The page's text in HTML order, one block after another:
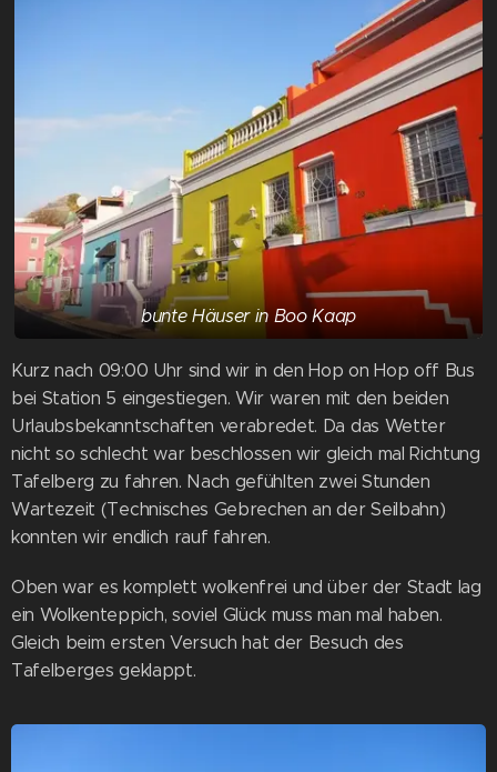
bunte Häuser in Boo Kaap
Kurz nach 09:00 Uhr sind wir in den Hop on Hop off Bus
bei Station 5 eingestiegen. Wir waren mit den beiden
Urlaubsbekanntschaften verabredet. Da das Wetter
nicht so schlecht war beschlossen wir gleich mal Richtung
Tafelberg zu fahren. Nach gefühlten zwei Stunden
Wartezeit (Technisches Gebrechen an der Seilbahn)
konnten wir endlich rauf fahren.
Oben war es komplett wolkenfrei und über der Stadt lag
ein Wolkenteppich, soviel Glück muss man mal haben.
Gleich beim ersten Versuch hat der Besuch des
Tafelberges geklappt.